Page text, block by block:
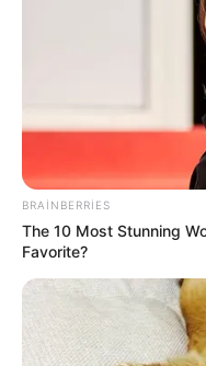
23:54 / 06 Avqust 2026
Sabah bu
PROQNOZU
BRAINBERRIES
The 10 Most Stunning
Favorite?